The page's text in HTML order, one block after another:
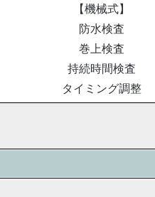
【機械式】
防水検査
巻上検査
持続時間検査
タイミング調整